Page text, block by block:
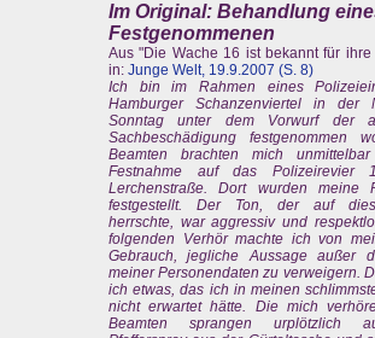
Im Original: Behandlung
Festgenommenen
Aus "Die Wache 16 ist bekannt für ihre
in: Junge Welt, 19.9.2007 (S. 8)
Ich bin im Rahmen eines
Hamburger Schanzenviertel in der
Sonntag unter dem Vorwurf der
Sachbeschädigung festgenommen
Beamten brachten mich
Festnahme auf das
Lerchenstraße. Dort wurden meine
festgestellt. Der Ton, der auf
herrschte, war aggressiv und
folgenden Verhör machte ich von
Gebrauch, jegliche Aussage außer
meiner Personendaten zu verweigern.
ich etwas, das ich in meinen
nicht erwartet hätte. Die mich
Beamten sprangen urplötzlich